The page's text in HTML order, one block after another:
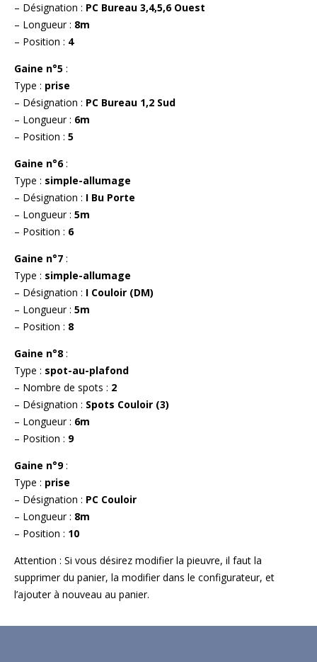
– Désignation : PC Bureau 3,4,5,6 Ouest
– Longueur : 8m
– Position : 4
Gaine n°5 :
Type : prise
– Désignation : PC Bureau 1,2 Sud
– Longueur : 6m
– Position : 5
Gaine n°6:
Type : simple-allumage
– Désignation : I Bu Porte
– Longueur : 5m
– Position : 6
Gaine n°7 :
Type : simple-allumage
– Désignation : I Couloir (DM)
– Longueur : 5m
– Position : 8
Gaine n°8 :
Type : spot-au-plafond
– Nombre de spots : 2
– Désignation : Spots Couloir (3)
– Longueur : 6m
– Position : 9
Gaine n°9:
Type : prise
– Désignation : PC Couloir
– Longueur : 8m
– Position : 10
Attention : Si vous désirez modifier la pieuvre, il faut la
supprimer du panier, la modifier dans le configurateur, et
l’ajouter à nouveau au panier.